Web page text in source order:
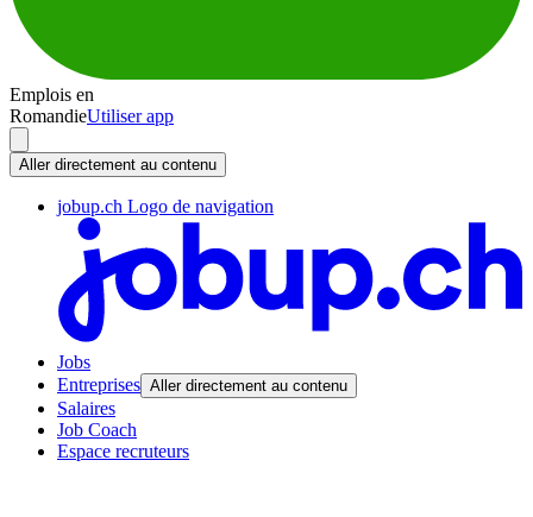
Emplois en
RomandieUtiliser app
Aller directement au contenu
jobup.ch Logo de navigation
Jobs
Entreprises Aller directement au contenu
Salaires
Job Coach
Espace recruteurs